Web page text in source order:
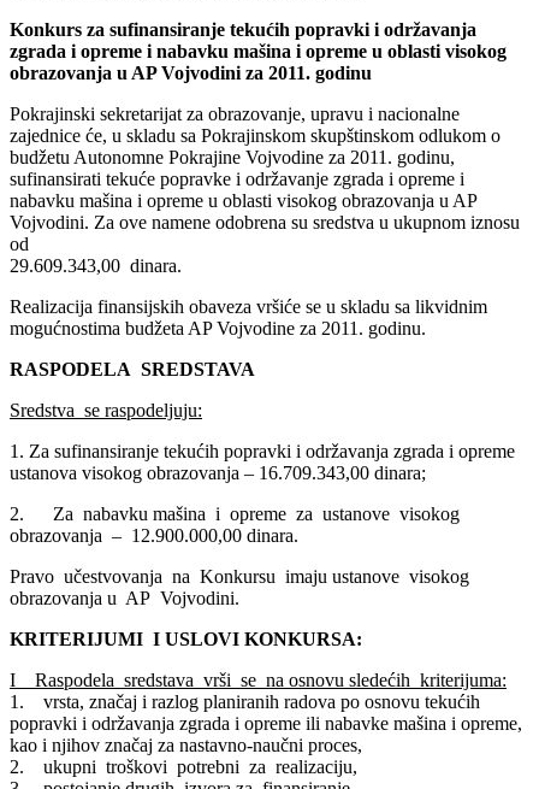
Konkurs za sufinansiranje tekućih popravki i održavanja
zgrada i opreme i nabavku mašina i opreme u oblasti visokog
obrazovanja u AP Vojvodini za 2011. godinu
Pokrajinski sekretarijat za obrazovanje, upravu i nacionalne
zajednice će, u skladu sa Pokrajinskom skupštinskom odlukom o
budžetu Autonomne Pokrajine Vojvodine za 2011. godinu,
sufinansirati tekuće popravke i održavanje zgrada i opreme i
nabavku mašina i opreme u oblasti visokog obrazovanja u AP
Vojvodini. Za ove namene odobrena su sredstva u ukupnom iznosu
od
29.609.343,00 dinara.
Realizacija finansijskih obaveza vršiće se u skladu sa likvidnim
mogućnostima budžeta AP Vojvodine za 2011. godinu.
RASPODELA SREDSTAVA
Sredstva se raspodeljuju:
1. Za sufinansiranje tekućih popravki i održavanja zgrada i opreme
ustanova visokog obrazovanja – 16.709.343,00 dinara;
2. Za nabavku mašina i opreme za ustanove visokog
obrazovanja – 12.900.000,00 dinara.
Pravo učestvovanja na Konkursu imaju ustanove visokog
obrazovanja u AP Vojvodini.
KRITERIJUMI I USLOVI KONKURSA:
I Raspodela sredstava vrši se na osnovu sledećih kriterijuma:
1. vrsta, značaj i razlog planiranih radova po osnovu tekućih
popravki i održavanja zgrada i opreme ili nabavke mašina i opreme,
kao i njihov značaj za nastavno-naučni proces,
2. ukupni troškovi potrebni za realizaciju,